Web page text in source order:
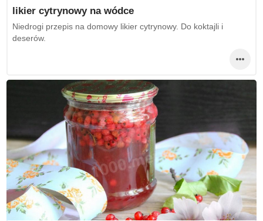
likier cytrynowy na wódce
Niedrogi przepis na domowy likier cytrynowy. Do koktajli i
deserów.